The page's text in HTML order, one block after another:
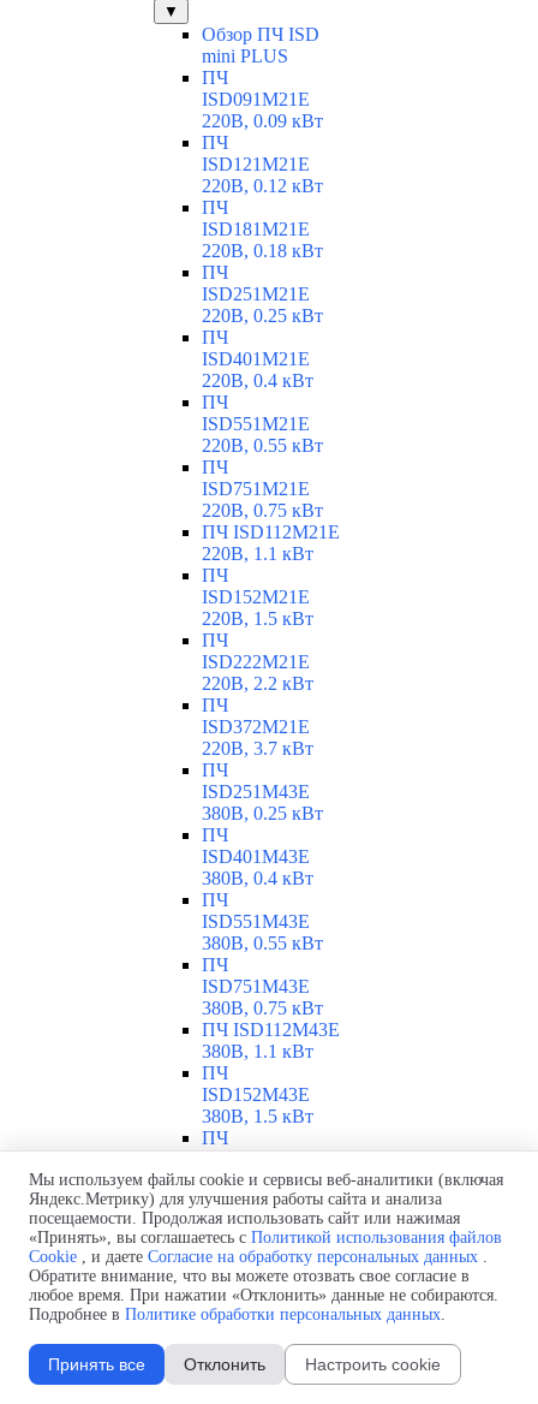
▼
Обзор ПЧ ISD
mini PLUS
ПЧ
ISD091M21E
220В, 0.09 кВт
ПЧ
ISD121M21E
220В, 0.12 кВт
ПЧ
ISD181M21E
220В, 0.18 кВт
ПЧ
ISD251M21E
220В, 0.25 кВт
ПЧ
ISD401M21E
220В, 0.4 кВт
ПЧ
ISD551M21E
220В, 0.55 кВт
ПЧ
ISD751M21E
220В, 0.75 кВт
ПЧ ISD112M21E
220В, 1.1 кВт
ПЧ
ISD152M21E
220В, 1.5 кВт
ПЧ
ISD222M21E
220В, 2.2 кВт
ПЧ
ISD372M21E
220В, 3.7 кВт
ПЧ
ISD251M43E
380В, 0.25 кВт
ПЧ
ISD401M43E
380В, 0.4 кВт
ПЧ
ISD551M43E
380В, 0.55 кВт
ПЧ
ISD751M43E
380В, 0.75 кВт
ПЧ ISD112M43E
380В, 1.1 кВт
ПЧ
ISD152M43E
380В, 1.5 кВт
ПЧ
380В, 2.2 кВт
ПЧ
ISD302M43E
380В, 3 кВт
ПЧ
ISD402M43E
380В, 4 кВт
ISD552M43E
380В, 5.5 кВт
Мы используем файлы cookie и сервисы веб-аналитики (включая
Яндекс.Метрику) для улучшения работы сайта и анализа
посещаемости. Продолжая использовать сайт или нажимая
«Принять», вы соглашаетесь с Политикой использования файлов
Cookie , и даете Согласие на обработку персональных данных .
Обратите внимание, что вы можете отозвать свое согласие в
любое время. При нажатии «Отклонить» данные не собираются.
Подробнее в Политике обработки персональных данных.
Принять все Отклонить Настроить cookie